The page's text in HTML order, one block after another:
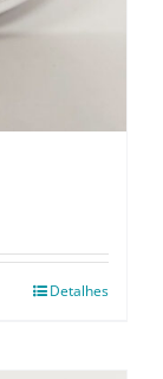
Detalhes